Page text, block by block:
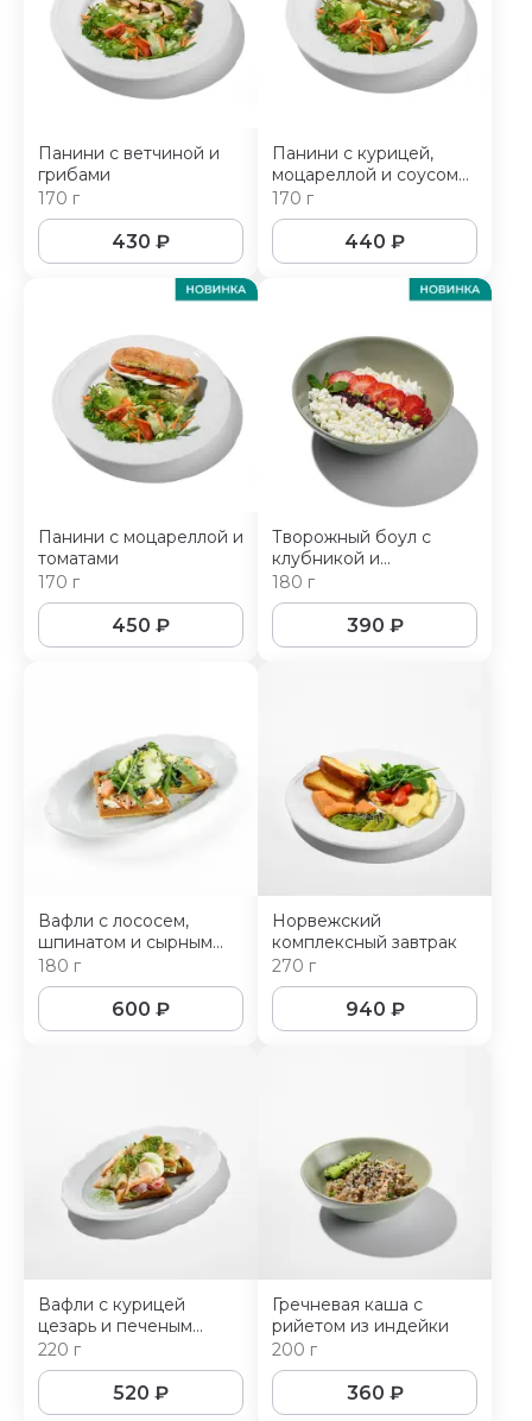
Панини с ветчиной и
грибами
170 г
430 ₽
Панини с курицей,
моцареллой и соусом
цезарь
170 г
440 ₽
Панини с моцареллой и
томатами
170 г
450 ₽
Творожный боул с
клубникой и
фисташкой
180 г
390 ₽
Вафли с лососем,
шпинатом и сырным
соусом
180 г
600 ₽
Норвежский
комплексный завтрак
270 г
940 ₽
Вафли с курицей
цезарь и печеным
чесноком
220 г
520 ₽
Гречневая каша с
рийетом из индейки
200 г
360 ₽